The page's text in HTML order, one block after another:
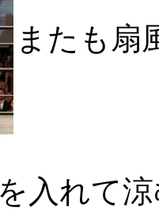
またも扇
入れて